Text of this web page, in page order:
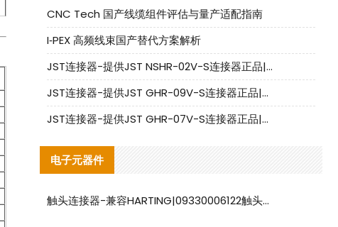
CNC Tech 国产线缆组件评估与量产适配指南
I‑PEX 高频线束国产替代方案解析
JST连接器-提供JST NSHR-02V-S连接器正品|替代品
JST连接器-提供JST GHR-09V-S连接器正品|替代品
JST连接器-提供JST GHR-07V-S连接器正品|替代品
电子元器件
触头连接器-兼容HARTING|09330006122触头连接器替代品说明